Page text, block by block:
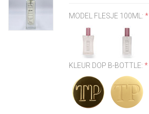
MODEL FLESJE 100ML:*
KLEUR DOP B-BOTTLE:*